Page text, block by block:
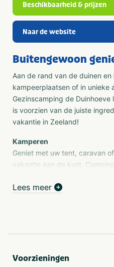
Beschikbaarheid & prijzen
Naar de website
Buitengewoon
Aan de rand van de duinen
kampeerplaatsen of in unieke
Gezinscamping de
is voorzien van de juiste
vakantie in Zeeland!
Kamperen
Geniet met uw tent, caravan
vakantie aan de kust.
kampeerplaatsen zijn net als
verhuuraccommodaties
plekjes en zijn van alle
Lees meer
Voorzieningen